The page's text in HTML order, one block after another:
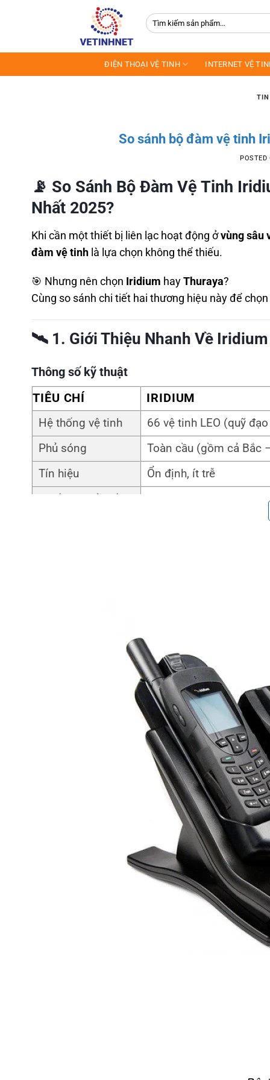
Tìm
kiếm:
ĐIỆN THOẠI VỆ TINH INTERNET VỆ
TIN
So sánh bộ đàm vệ tinh
📡 So Sánh Bộ Đàm Vệ Tinh
Nhất 2025?
Khi cần một thiết bị liên lạc hoạt động ởvùng sâu
đàm vệ tinh là lựa chọn không thể thiếu.
🎯 Nhưng nên chọn Iridium hay Thuraya?
Cùng so sánh chi tiết hai thương hiệu này để
🛰️ 1. Giới Thiệu Nhanh Về
Thông số kỹ thuật
TIÊU CHÍ IRIDIUM
Hệ thống vệ tinh
66 vệ tinh LEO (quỹ
Phủ sóng
Toàn cầu (gồm cả Bắc
Tín hiệu
Ổn định, ít trễ
Iridium 9575 Extreme,